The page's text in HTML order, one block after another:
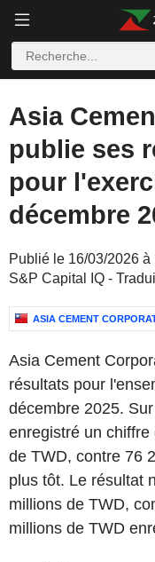
Asia
publie ses
pour
décembre
Publié le 16/03/2026
S&P Capital IQ -
ASIA CEMENT
Asia Cement
résultats pour
décembre 2025.
enregistré un
de TWD, contre 76
plus tôt. Le résultat
millions de TWD,
millions de TWD